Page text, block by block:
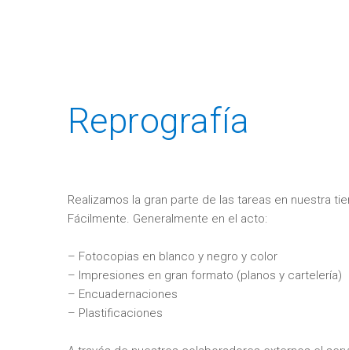
Reprografía
Realizamos la gran parte de las tareas en nuestra
Fácilmente. Generalmente en el acto:
– Fotocopias en blanco y negro y color
– Impresiones en gran formato (planos y cartelería)
– Encuadernaciones
– Plastificaciones